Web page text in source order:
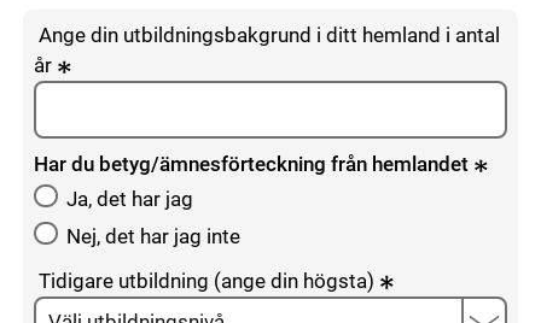
Ange din utbildningsbakgrund i ditt hemland i antal
år
Har du betyg/ämnesförteckning från hemlandet
Ja, det har jag
Nej, det har jag inte
Tidigare utbildning (ange din högsta)